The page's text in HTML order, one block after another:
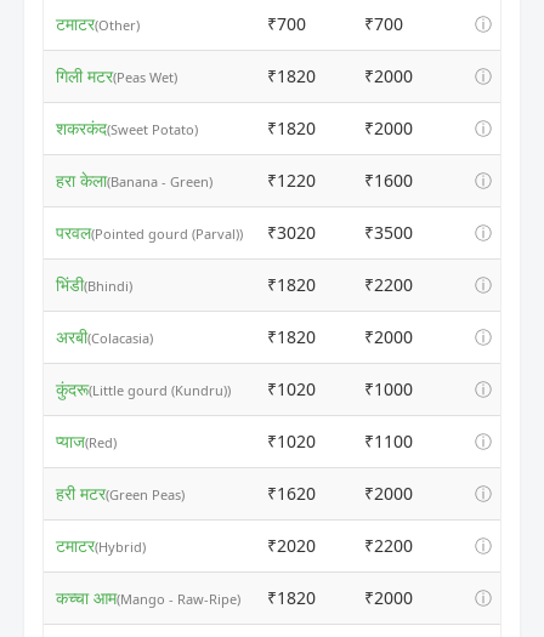
टमाटर(Other) ₹700 ₹700 ⓘ
गिली मटर(Peas Wet) ₹1820 ₹2000 ⓘ
शकरकंद(Sweet Potato) ₹1820 ₹2000 ⓘ
हरा केला(Banana - Green) ₹1220 ₹1600 ⓘ
परवल(Pointed gourd (Parval)) ₹3020 ₹3500 ⓘ
भिंडी(Bhindi) ₹1820 ₹2200 ⓘ
अरबी(Colacasia) ₹1820 ₹2000 ⓘ
कुंदरू(Little gourd (Kundru)) ₹1020 ₹1000 ⓘ
प्याज(Red) ₹1020 ₹1100 ⓘ
हरी मटर(Green Peas) ₹1620 ₹2000 ⓘ
टमाटर(Hybrid) ₹2020 ₹2200 ⓘ
कच्चा आम(Mango - Raw-Ripe) ₹1820 ₹2000 ⓘ